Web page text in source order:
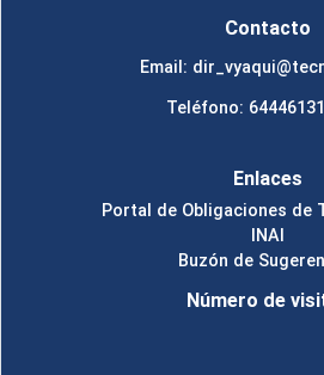
Contacto
Email:
Teléfono:
Enlaces
Portal de Obligaciones de
INAI
Buzón de
Número de